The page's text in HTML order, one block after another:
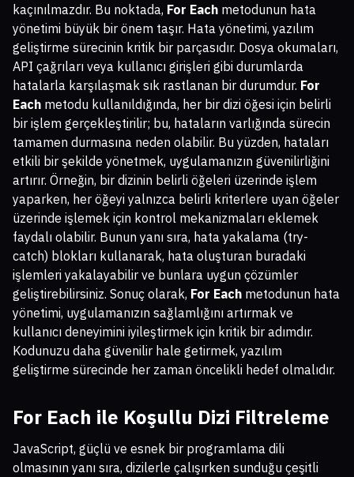
kaçınılmazdır. Bu noktada, For Each metodunun hata
yönetimi büyük bir önem taşır. Hata yönetimi, yazılım
geliştirme sürecinin kritik bir parçasıdır. Dosya okumaları,
API çağrıları veya kullanıcı girişleri gibi durumlarda
hatalarla karşılaşmak sık rastlanan bir durumdur. For
Each metodu kullanıldığında, her bir dizi öğesi için belirli
bir işlem gerçekleştirilir; bu, hataların varlığında sürecin
tamamen durmasına neden olabilir. Bu yüzden, hataları
etkili bir şekilde yönetmek, uygulamanızın güvenilirliğini
artırır. Örneğin, bir dizinin belirli öğeleri üzerinde işlem
yaparken, her öğeyi yalnızca belirli kriterlere uyan öğeler
üzerinde işlemek için kontrol mekanizmaları eklemek
faydalı olabilir. Bunun yanı sıra, hata yakalama (try-
catch) blokları kullanarak, hata oluşturan buradaki
işlemleri yakalayabilir ve bunlara uygun çözümler
geliştirebilirsiniz. Sonuç olarak, For Each metodunun hata
yönetimi, uygulamanızın sağlamlığını artırmak ve
kullanıcı deneyimini iyileştirmek için kritik bir adımdır.
Kodunuzu daha güvenilir hale getirmek, yazılım
geliştirme sürecinde her zaman öncelikli hedef olmalıdır.
For Each ile Koşullu Dizi Filtreleme
JavaScript, güçlü ve esnek bir programlama dili
olmasının yanı sıra, dizilerle çalışırken sunduğu çeşitli